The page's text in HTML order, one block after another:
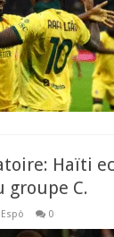
Haïti
groupe C.
Espò 0